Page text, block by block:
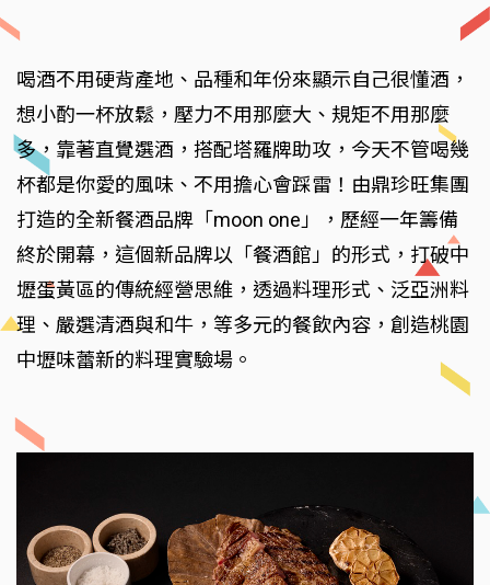
喝酒不用硬背產地、品種和年份來顯示自己很懂酒，
想小酌一杯放鬆，壓力不用那麼大、規矩不用那麼
多，靠著直覺選酒，搭配塔羅牌助攻，今天不管喝幾
杯都是你愛的風味、不用擔心會踩雷！由鼎珍旺集團
打造的全新餐酒品牌「moon one」，歷經一年籌備
終於開幕，這個新品牌以「餐酒館」的形式，打破中
壢蛋黃區的傳統經營思維，透過料理形式、泛亞洲料
理、嚴選清酒與和牛，等多元的餐飲內容，創造桃園
中壢味蕾新的料理實驗場。